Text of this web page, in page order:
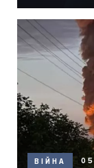
ВІЙНА